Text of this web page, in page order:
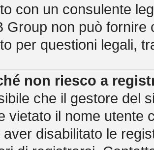
con un consulente
Group non può fornire
per questioni legali,
non riesco a
che il gestore del
vietato il nome utente
aver disabilitato le